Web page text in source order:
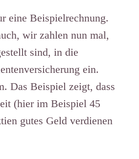
eine Beispielrechnung.
wir zahlen nun mal,
sind, in die
ein.
Das Beispiel zeigt, dass
(hier im Beispiel 45
gutes Geld verdienen